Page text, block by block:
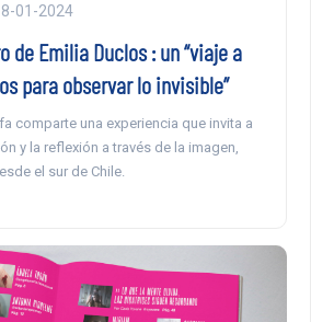
01-2024
de Emilia Duclos : un “viaje a
para observar lo invisible”
comparte una experiencia que invita a
y la reflexión a través de la imagen,
el sur de Chile.